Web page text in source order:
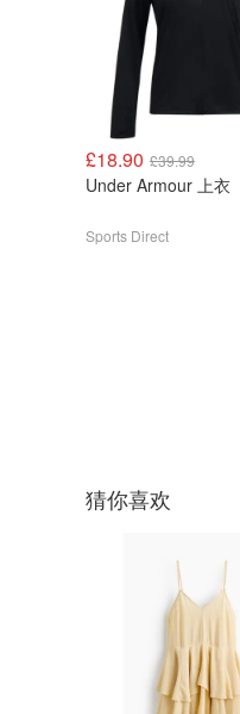
£18.90 £39.99
Under Armour 上衣
Sports Direct
猜你喜欢